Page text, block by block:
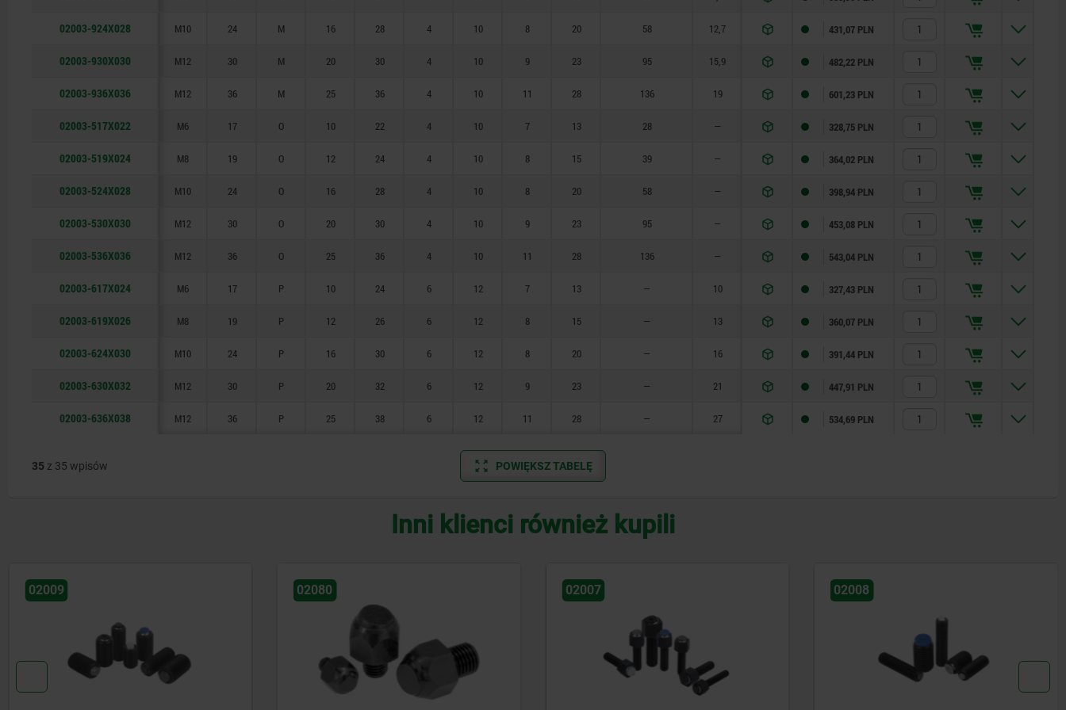
02003-924X028 M10 24 M 16 28 4 10 8 20 58 12,7 431,07 PLN
02003-930X030 M12 30 M 20 30 4 10 9 23 95 15,9 482,22 PLN
02003-936X036 M12 36 M 25 36 4 10 11 28 136 19 601,23 PLN
02003-517X022 M6 17 O 10 22 4 10 7 13 28 — 328,75 PLN
02003-519X024 M8 19 O 12 24 4 10 8 15 39 — 364,02 PLN
02003-524X028 M10 24 O 16 28 4 10 8 20 58 — 398,94 PLN
02003-530X030 M12 30 O 20 30 4 10 9 23 95 — 453,08 PLN
02003-536X036 M12 36 O 25 36 4 10 11 28 136 — 543,04 PLN
02003-617X024 M6 17 P 10 24 6 12 7 13 — 10 327,43 PLN
02003-619X026 M8 19 P 12 26 6 12 8 15 — 13 360,07 PLN
02003-624X030 M10 24 P 16 30 6 12 8 20 — 16 391,44 PLN
02003-630X032 M12 30 P 20 32 6 12 9 23 — 21 447,91 PLN
02003-636X038 M12 36 P 25 38 6 12 11 28 — 27 534,69 PLN
35 z 35 wpisów POWIĘKSZ TABELĘ
Inni klienci również kupili
02080 02007 02008 02005